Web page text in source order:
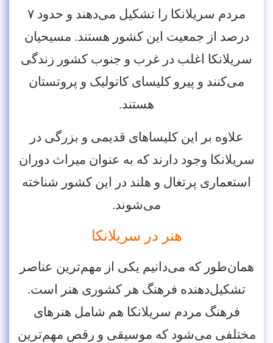
مردم سریلانکا را تشکیل می‌دهند و حدود ۷
درصد از جمعیت این کشور هستند. مسیحیان
سریلانکا اغلب در غرب و جنوب کشور زندگی
می‌کنند و پیرو کلیسای کاتولیک و پروتستان
هستند.
علاوه بر این کلیساهای قدیمی و بزرگی در
سریلانکا وجود دارند که به عنوان میراث دوران
استعماری پرتغال و هلند در این کشور شناخته
می‌شوند.
هنر در سریلانکا
همان‌طور که می‌دانیم یکی از مهم‌ترین عناصر
تشکیل‌دهنده فرهنگ هر کشوری هنر است.
فرهنگ مردم سریلانکا هم شامل هنرهای
مختلفی می‌شود که موسیقی و رقص مهم‌ترین